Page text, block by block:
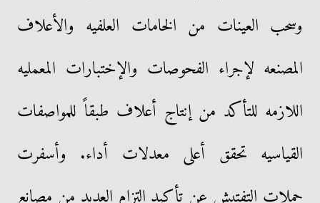
وسحب العينات من الخامات العلفيه والأعلاف
المصنعه لإجراء الفحوصات والإختبارات المعمليه
اللازمه للتأكد من إنتاج أعلاف طبقاً للمواصفات
القياسيه تحقق أعلى معدلات أداء. وأسفرت